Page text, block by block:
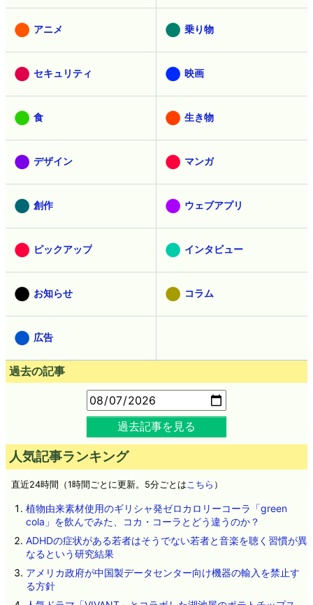
アニメ 乗り物
セキュリティ 映画
食 生き物
デザイン マンガ
創作 ウェブアプリ
ピックアップ インタビュー
お知らせ コラム
広告
過去の記事
過去記事を見る
人気記事ランキング
直近24時間（1時間ごとに更新。5分ごとはこちら ）
植物由来素材使用のギリシャ発ゼロカロリーコーラ「green
cola」を飲んでみた、コカ・コーラとどう違うのか？
ADHDの症状がある若者はそうでない若者と音楽を聴く習慣が異
なるという研究結果
アメリカ政府が中国製データセンター向け機器の輸入を禁止す
る方針